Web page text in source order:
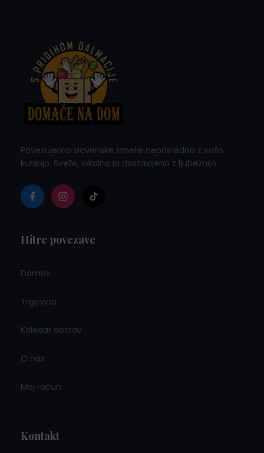
Povezujemo slovenske kmete neposredno z vašo
kuhinjo. Sveže, lokalno in dostavljeno z ljubeznijo.
Hitre povezave
Domov
Trgovina
Koledar dostav
O nas
Moj račun
Kontakt